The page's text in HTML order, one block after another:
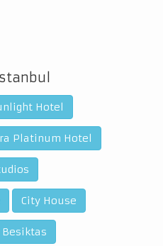
Hotel
Platinum Hotel
City House
Besiktas